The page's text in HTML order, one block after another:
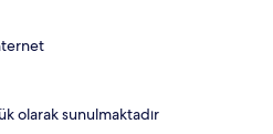
olarak sunulmaktadır